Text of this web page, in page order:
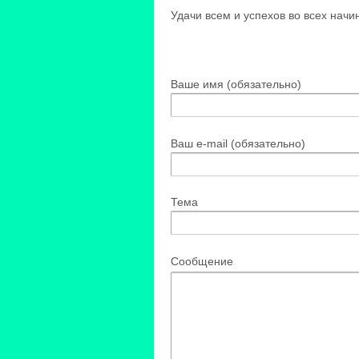
Удачи всем и успехов во всех
Ваше имя (обязательно)
Ваш e-mail (обязательно)
Тема
Сообщение